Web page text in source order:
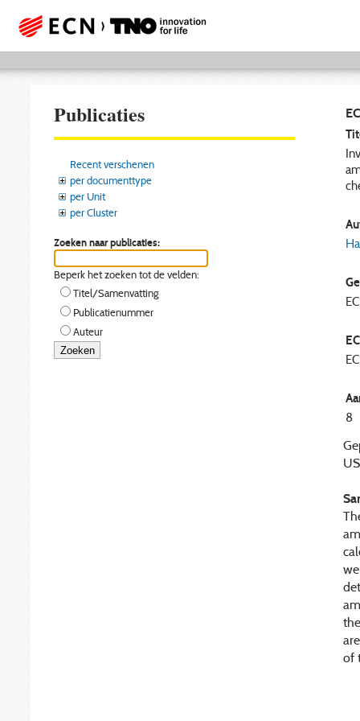
Publicaties
Recent verschenen
per documenttype
per Unit
per Cluster
Zoeken naar publicaties:
Beperk het zoeken tot de velden:
Titel/Samenvatting
Publicatienummer
Auteur
8
of